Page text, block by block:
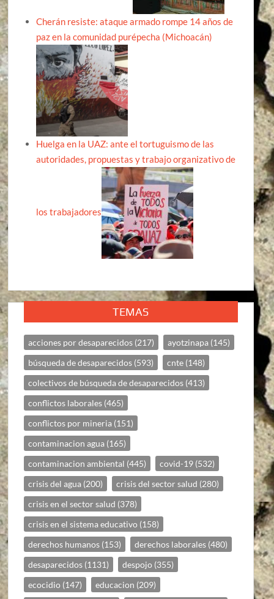
Cherán resiste: ataque armado rompe 14 años de
paz en la comunidad purépecha (Michoacán)
Huelga en la UAZ: ante el tortuguismo de las
autoridades, propuestas y trabajo organizativo de
los trabajadores
TEMAS
acciones por desaparecidos (217) ayotzinapa (145)
búsqueda de desaparecidos (593) cnte (148)
colectivos de búsqueda de desaparecidos (413)
conflictos laborales (465)
conflictos por mineria (151)
contaminacion agua (165)
contaminacion ambiental (445) covid-19 (532)
crisis del agua (200) crisis del sector salud (280)
crisis en el sector salud (378)
crisis en el sistema educativo (158)
derechos humanos (153) derechos laborales (480)
desaparecidos (1131) despojo (355)
ecocidio (147) educacion (209)